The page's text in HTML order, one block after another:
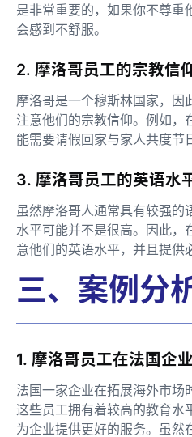
是非常重要的，如果你不尊重
会感到不舒服。
2. 摩洛哥员工的宗教信
摩洛哥是一个穆斯林国家，因
注意他们的宗教信仰。例如，
能需要请假回家与家人共度节
3. 摩洛哥员工的英语水
虽然摩洛哥人通常具有较强的
水平可能并不是很高。因此，
意他们的英语水平，并且提供
三、案例分
1. 摩洛哥员工在法国企
法国一家企业在拓展海外市场
这些员工拥有着较高的教育水
为企业提供更好的服务。虽然